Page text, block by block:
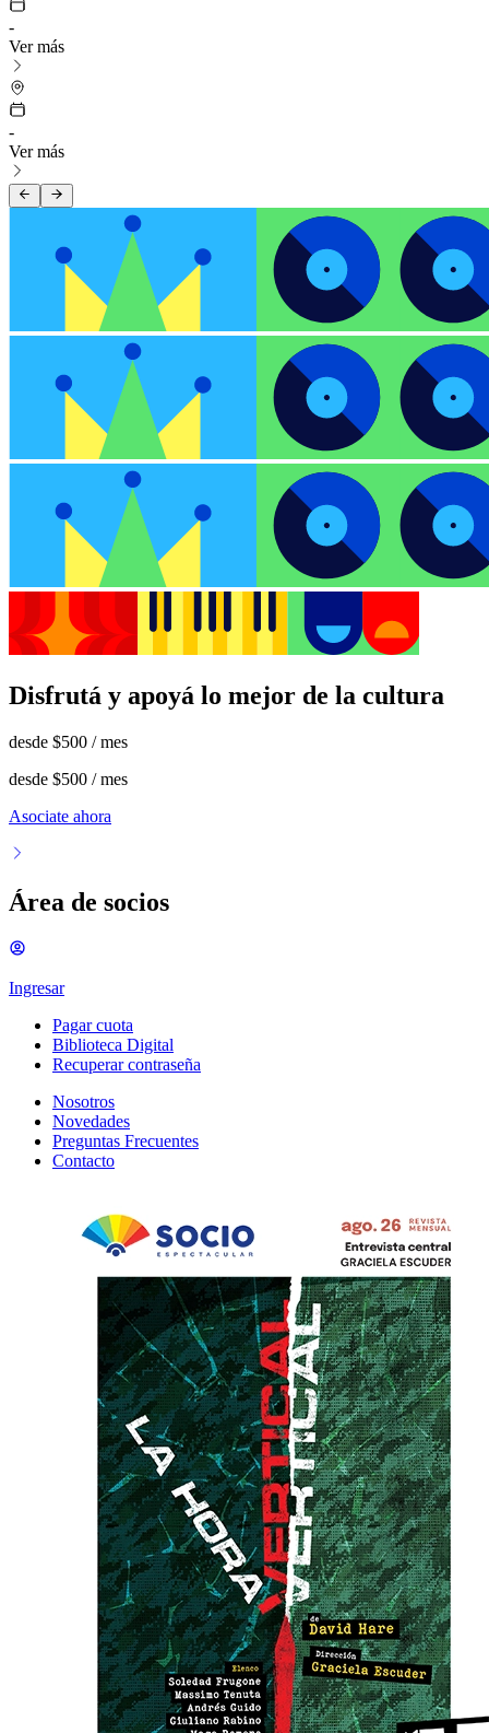
-
Ver más
-
Ver más
Disfrutá y apoyá lo mejor de la cultura
desde $500 / mes
desde $500 / mes
Asociate ahora
Área de socios
Ingresar
Pagar cuota
Biblioteca Digital
Recuperar contraseña
Nosotros
Novedades
Preguntas Frecuentes
Contacto